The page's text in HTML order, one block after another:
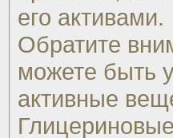
его активами.
Обратите
можете быть
активные